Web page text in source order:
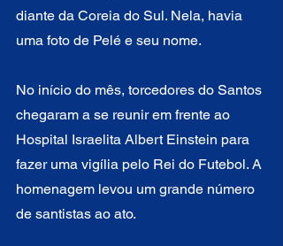
diante da Coreia do Sul. Nela, havia
uma foto de Pelé e seu nome.
No início do mês, torcedores do Santos
chegaram a se reunir em frente ao
Hospital Israelita Albert Einstein para
fazer uma vigília pelo Rei do Futebol. A
homenagem levou um grande número
de santistas ao ato.